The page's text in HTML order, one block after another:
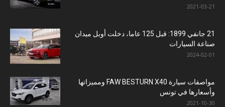
2021-03-21
21 جانفي 1899: قبل 125 عاما، دخلت أوبل ميدان
صناعة السيارات
2024-02-01
مواصفات سيارة FAW BESTURN X40 ومميزاتها
وأسعارها في تونس
2021-10-30